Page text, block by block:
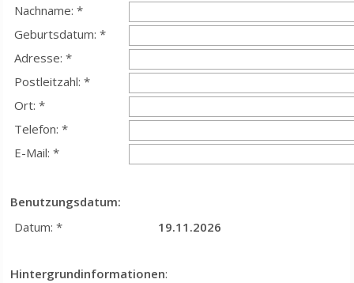
Nachname: *
Geburtsdatum: *
Adresse: *
Postleitzahl: *
Ort: *
Telefon: *
E-Mail: *
Benutzungsdatum:
Datum: *
19.11.2026
Hintergrundinformationen: